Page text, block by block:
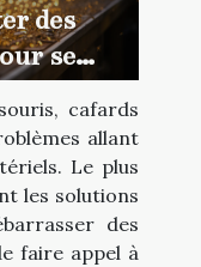
des
se
cafards
allant
Le plus
les solutions
des
faire appel à